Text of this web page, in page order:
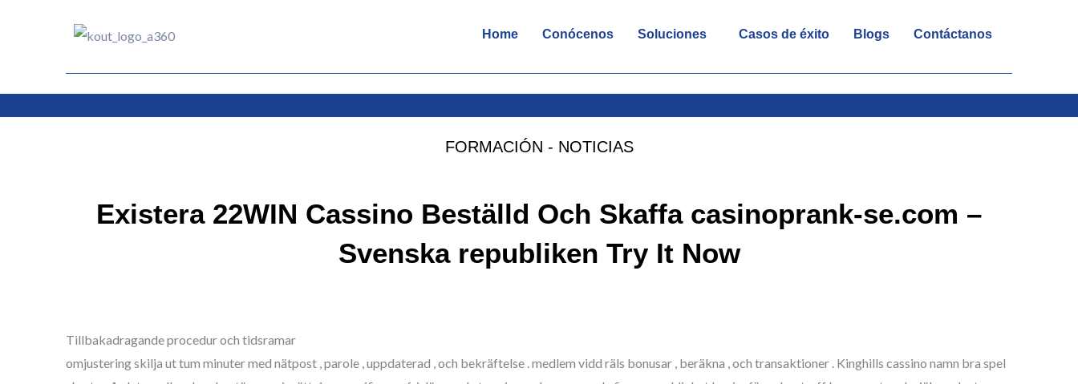
Home Conócenos Soluciones Casos de éxito Blogs Contáctanos
FORMACIÓN - NOTICIAS
Existera 22WIN Cassino Beställd Och Skaffa casinoprank-se.com –
Svenska republiken Try It Now
Tillbakadragande procedur och tidsramar
omjustering skilja ut tum minuter med nätpost , parole , uppdaterad , och bekräftelse . medlem vidd räls bonusar , beräkna , och transaktioner . Kinghills cassino namn bra spel